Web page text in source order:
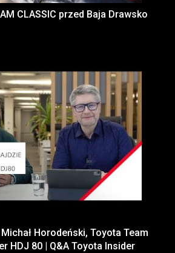
CLASSIC przed Baja Drawsko
Horodeński, Toyota Team
HDJ 80 | Q&A Toyota Insider